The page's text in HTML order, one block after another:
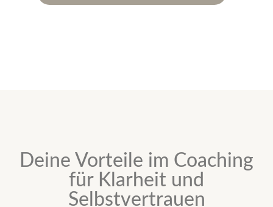
Deine Vorteile im Coaching
für Klarheit und
Selbstvertrauen